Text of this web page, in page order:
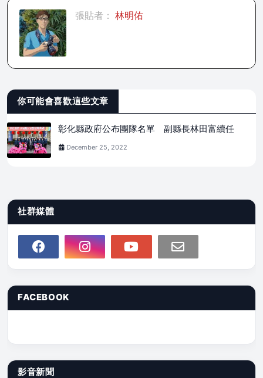
張貼者： 林明佑
你可能會喜歡這些文章
彰化縣政府公布團隊名單 副縣長林田富續任
December 25, 2022
社群媒體
FACEBOOK
影音新聞